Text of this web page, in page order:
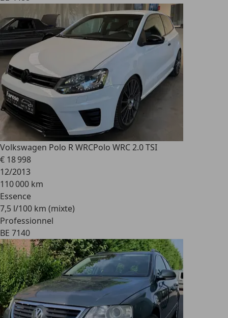
Volkswagen Polo R WRCPolo WRC 2.0 TSI
€ 18 998
12/2013
110 000 km
Essence
7,5 l/100 km (mixte)
Professionnel
BE 7140